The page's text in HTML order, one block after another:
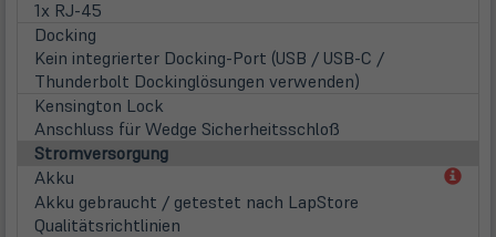
1x RJ-45
Docking
Kein integrierter Docking-Port (USB / USB-C /
Thunderbolt Dockinglösungen verwenden)
Kensington Lock
Anschluss für Wedge Sicherheitsschloß
Stromversorgung
Akku
Akku gebraucht / getestet nach LapStore
Qualitätsrichtlinien